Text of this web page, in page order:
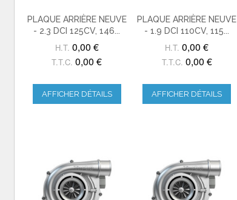
PLAQUE ARRIÈRE NEUVE
- 2.3 DCI 125CV, 146...
H.T. 0,00 €
T.T.C. 0,00 €
AFFICHER DÉTAILS
PLAQUE ARRIÈRE NEUVE
- 1.9 DCI 110CV, 115...
H.T. 0,00 €
T.T.C. 0,00 €
AFFICHER DÉTAILS